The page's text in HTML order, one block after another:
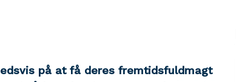
på at få deres fremtidsfuldmagt